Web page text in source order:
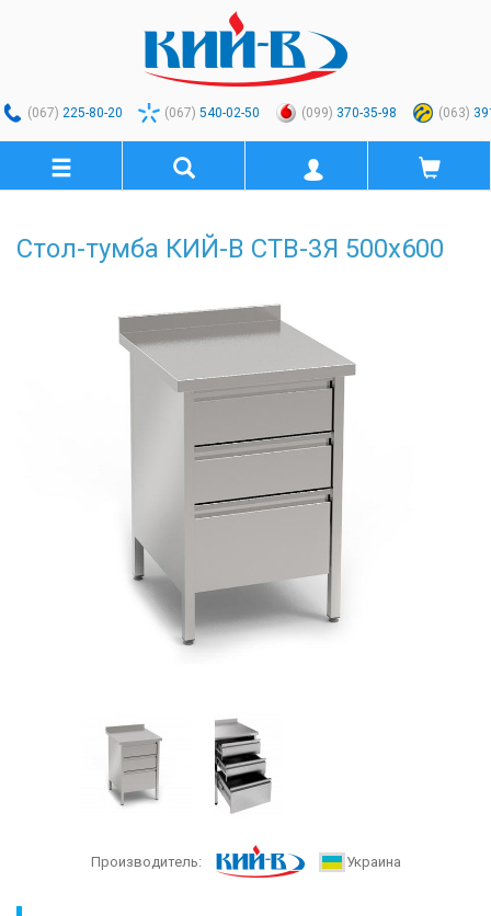
(067) 225-80-20 (067) 540-02-50 (099) 370-35-98 (063)
Стол-тумба КИЙ-В СТВ-3Я 500х600
Производитель: Украина